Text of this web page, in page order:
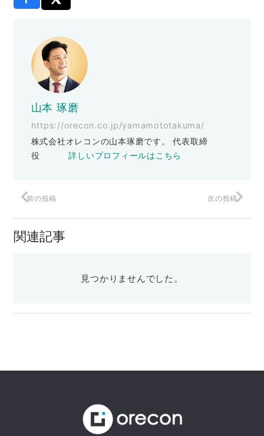
山本 琢磨
https://orecon.co.jp/yamamototakuma/
株式会社オレコンの山本琢磨です。 代表取締
役詳しいプロフィールはこちら
前の投稿 次の投稿
関連記事
見つかりませんでした。